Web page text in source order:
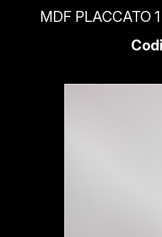
MDF PLACCATO